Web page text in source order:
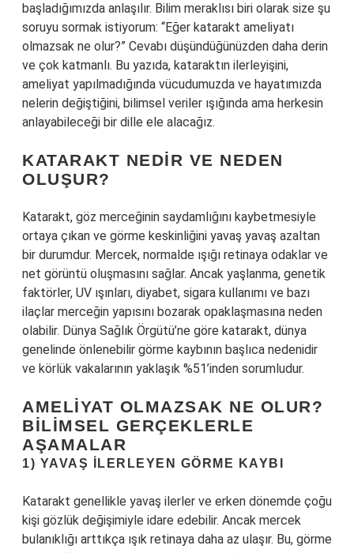
başladığımızda anlaşılır. Bilim meraklısı biri olarak size şu
soruyu sormak istiyorum: “Eğer katarakt ameliyatı
olmazsak ne olur?” Cevabı düşündüğünüzden daha derin
ve çok katmanlı. Bu yazıda, kataraktın ilerleyişini,
ameliyat yapılmadığında vücudumuzda ve hayatımızda
nelerin değiştiğini, bilimsel veriler ışığında ama herkesin
anlayabileceği bir dille ele alacağız.
KATARAKT NEDIR VE NEDEN
OLUŞUR?
Katarakt, göz merceğinin saydamlığını kaybetmesiyle
ortaya çıkan ve görme keskinliğini yavaş yavaş azaltan
bir durumdur. Mercek, normalde ışığı retinaya odaklar ve
net görüntü oluşmasını sağlar. Ancak yaşlanma, genetik
faktörler, UV ışınları, diyabet, sigara kullanımı ve bazı
ilaçlar merceğin yapısını bozarak opaklaşmasına neden
olabilir. Dünya Sağlık Örgütü’ne göre katarakt, dünya
genelinde önlenebilir görme kaybının başlıca nedenidir
ve körlük vakalarının yaklaşık %51’inden sorumludur.
AMELIYAT OLMAZSAK NE OLUR?
BILIMSEL GERÇEKLERLE
AŞAMALAR
1) YAVAŞ İLERLEYEN GÖRME KAYBI
Katarakt genellikle yavaş ilerler ve erken dönemde çoğu
kişi gözlük değişimiyle idare edebilir. Ancak mercek
bulanıklığı arttıkça ışık retinaya daha az ulaşır. Bu, görme